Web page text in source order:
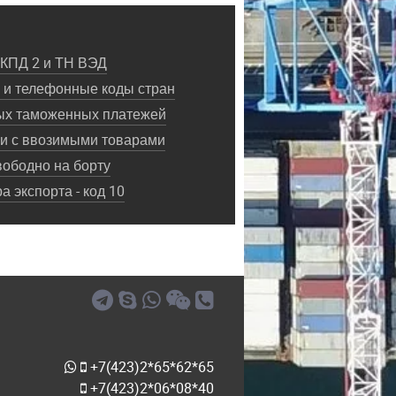
2 и ТН ВЭД
телефонные коды стран
таможенных платежей
с ввозимыми товарами
на борту
экспорта - код 10
+7(423)2*65*62*65
+7(423)2*06*08*40